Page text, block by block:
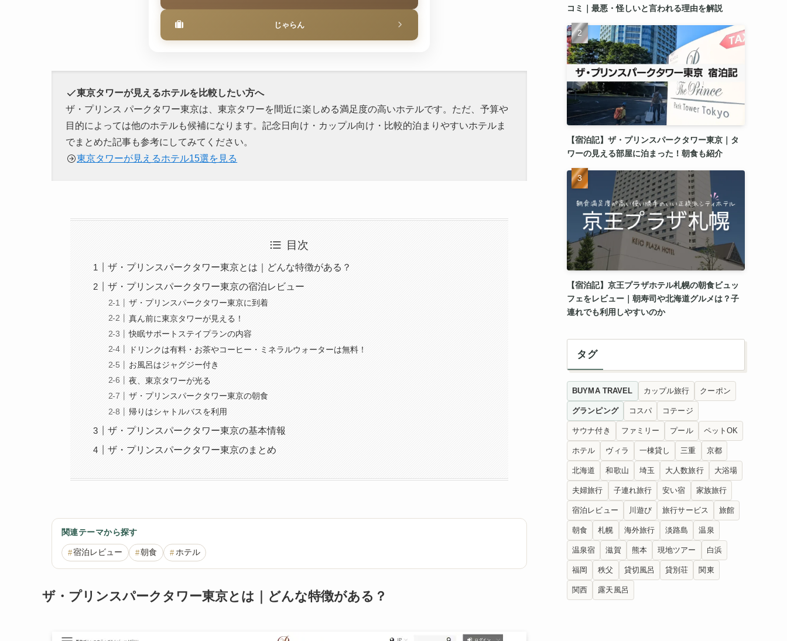
じゃらん
東京タワーが見えるホテルを比較したい方へ
ザ・プリンス パークタワー東京は、東京タワーを間近に楽しめる満足度の高いホテルです。ただ、予算や
目的によっては他のホテルも候補になります。記念日向け・カップル向け・比較的泊まりやすいホテルま
でまとめた記事も参考にしてみてください。
東京タワーが見えるホテル15選を見る
目次
ザ・プリンスパークタワー東京とは｜どんな特徴がある？
ザ・プリンスパークタワー東京の宿泊レビュー
ザ・プリンスパークタワー東京に到着
真ん前に東京タワーが見える！
快眠サポートステイプランの内容
ドリンクは有料・お茶やコーヒー・ミネラルウォーターは無料！
お風呂はジャグジー付き
夜、東京タワーが光る
ザ・プリンスパークタワー東京の朝食
帰りはシャトルバスを利用
ザ・プリンスパークタワー東京の基本情報
ザ・プリンスパークタワー東京のまとめ
関連テーマから探す
宿泊レビュー 朝食 ホテル
ザ・プリンスパークタワー東京とは｜どんな特徴がある？
コミ｜最悪・怪しいと言われる理由を解説
【宿泊記】ザ・プリンスパークタワー東京｜タ
ワーの見える部屋に泊まった！朝食も紹介
【宿泊記】京王プラザホテル札幌の朝食ビュッ
フェをレビュー｜朝寿司や北海道グルメは？子
連れでも利用しやすいのか
タグ
BUYMA TRAVEL カップル旅行 クーポン
グランピング コスパ コテージ
サウナ付き ファミリー プール ペットOK
ホテル ヴィラ 一棟貸し 三重 京都
北海道 和歌山 埼玉 大人数旅行 大浴場
夫婦旅行 子連れ旅行 安い宿 家族旅行
宿泊レビュー 川遊び 旅行サービス 旅館
朝食 札幌 海外旅行 淡路島 温泉
温泉宿 滋賀 熊本 現地ツアー 白浜
福岡 秩父 貸切風呂 貸別荘 関東
関西 露天風呂